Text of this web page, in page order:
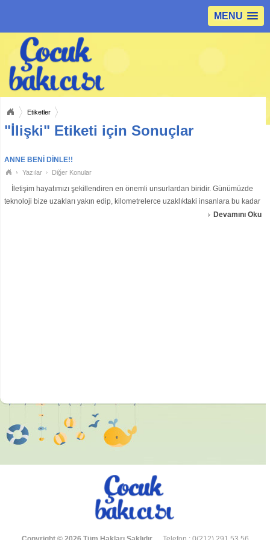
MENU
Etiketler
"İlişki" Etiketi için Sonuçlar
ANNE BENİ DİNLE!!
Yazılar Diğer Konular
İletişim hayatımızı şekillendiren en önemli unsurlardan biridir. Günümüzde
teknoloji bize uzakları yakın edip, kilometrelerce uzaklıktaki insanlara bu kadar
Devamını Oku